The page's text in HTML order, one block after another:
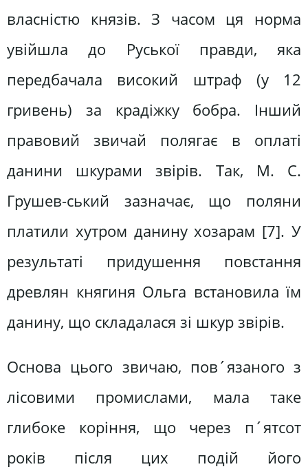
власністю князів. З часом ця норма
увійшла до Руської правди, яка
передбачала високий штраф (у 12
гривень) за крадіжку бобра. Інший
правовий звичай полягає в оплаті
данини шкурами звірів. Так, М. С.
Грушев-ський зазначає, що поляни
платили хутром данину хозарам [7]. У
результаті придушення повстання
древлян княгиня Ольга встановила їм
данину, що складалася зі шкур звірів.
Основа цього звичаю, пов´язаного з
лісовими промислами, мала таке
глибоке коріння, що через п´ятсот
років після цих подій його